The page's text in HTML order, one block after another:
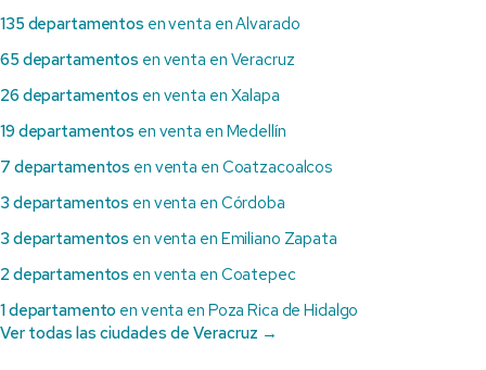
135 departamentos en venta en Alvarado
65 departamentos en venta en Veracruz
26 departamentos en venta en Xalapa
19 departamentos en venta en Medellín
7 departamentos en venta en Coatzacoalcos
3 departamentos en venta en Córdoba
3 departamentos en venta en Emiliano Zapata
2 departamentos en venta en Coatepec
1 departamento en venta en Poza Rica de Hidalgo
Ver todas las ciudades de Veracruz →